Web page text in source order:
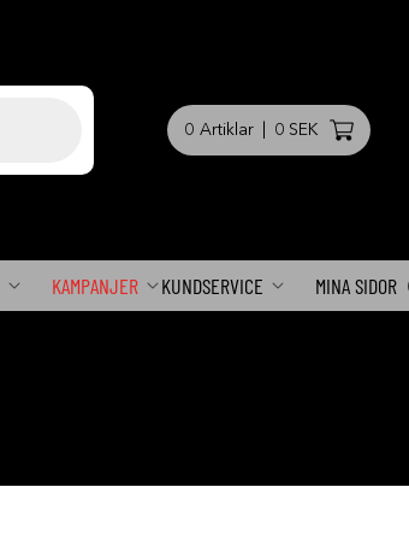
0 Artiklar 0 SEK
KAMPANJER KUNDSERVICE MINA SIDOR